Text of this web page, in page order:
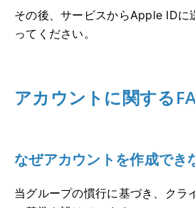
その後、サービスからApple IDに
ってください。
アカウントに関する
なぜアカウントを作成でき
当グループの慣行に基づき、クラ